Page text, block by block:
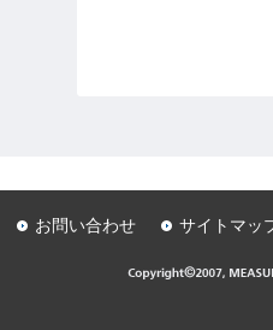
お問い合わせ サイトマッ